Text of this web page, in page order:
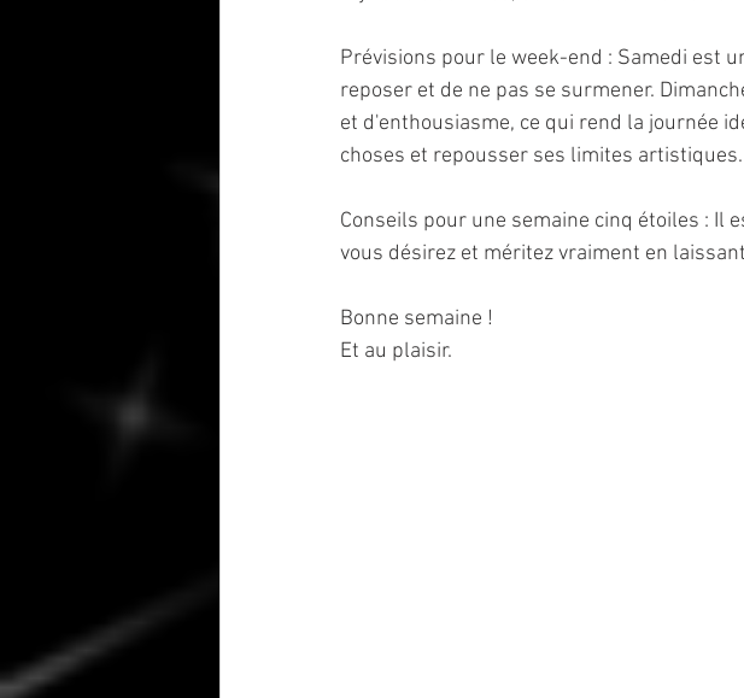
Prévisions pour le week-end : Samedi est
reposer et de ne pas se surmener.
et d'enthousiasme, ce qui rend la journée
choses et repousser ses limites artistiques.
Conseils pour une semaine cinq étoiles : Il
vous désirez et méritez vraiment en
Bonne semaine !
Et au plaisir.